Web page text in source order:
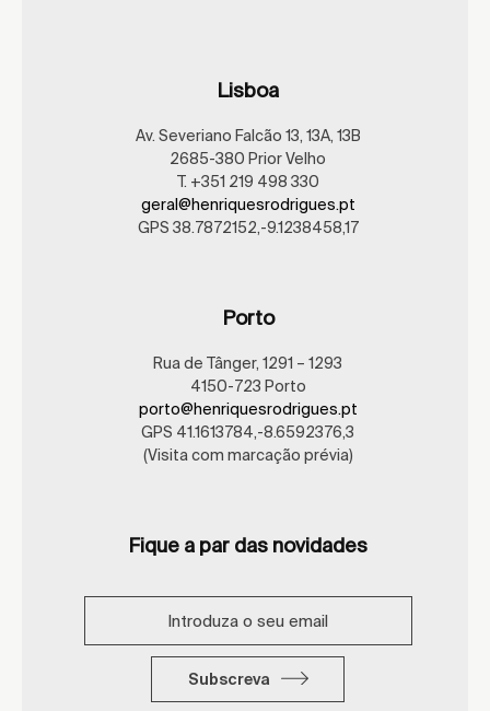
Lisboa
Av. Severiano Falcão 13, 13A, 13B
2685-380 Prior Velho
T. +351 219 498 330
geral@henriquesrodrigues.pt
GPS 38.7872152,-9.1238458,17
Porto
Rua de Tânger, 1291 – 1293
4150-723 Porto
porto@henriquesrodrigues.pt
GPS 41.1613784,-8.6592376,3
(Visita com marcação prévia)
Fique a par das novidades
Subscreva